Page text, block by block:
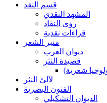
قسم النقد
المشهد النقدي
رؤى النقاد
قراءات نقدية
منبر الشعر
ديوان العرب
قصيدة النثر
شعرية)
لآلئ النثر
الفنون البصرية
الديوان التشكيلي